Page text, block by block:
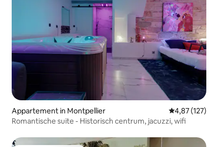
Appartement in Montpellier Gemiddelde
4,87 (127)
Romantische suite - Historisch centrum, jacuzzi, wifi